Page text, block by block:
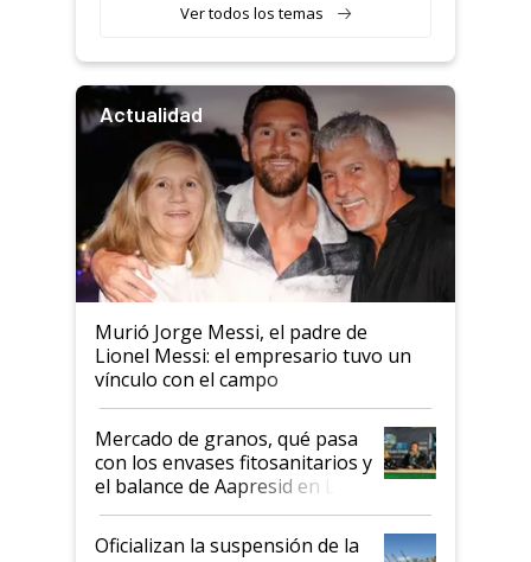
Ver todos los temas
Actualidad
Murió Jorge Messi, el padre de
Lionel Messi: el empresario tuvo un
vínculo con el campo
Mercado de granos, qué pasa
con los envases fitosanitarios y
el balance de Aapresid en La
Posta
Oficializan la suspensión de la